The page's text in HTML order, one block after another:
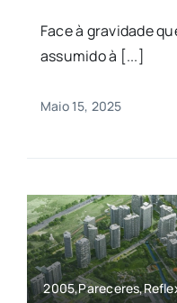
Face à gravidade
assumido à [...]
Maio 15, 2025